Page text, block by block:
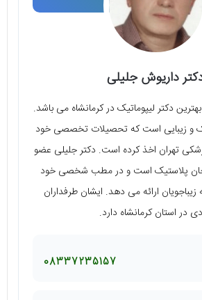
داریوش جلیلی
دکتر لیپوماتیک در کرمانشاه می باشد.
و زیبایی است که تحصیلات تخصصی خود
تهران اخذ کرده است. دکتر جلیلی عضو
پلاستیک است و در مطب شخصی خود
ارائه می دهد. ایشان طرفداران
در استان کرمانشاه دارد.
08337235157